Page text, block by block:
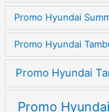
Promo Hyundai
Promo Hyundai
Promo Hyundai
Promo